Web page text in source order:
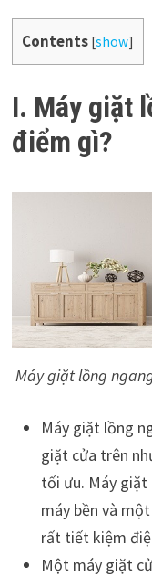
Contents [show]
I. Máy giặt
điểm gì?
Máy giặt lồng
Máy giặt lồng
giặt cửa trên
tối ưu. Máy giặt
máy bền và
rất tiết kiệm
Một máy giặt